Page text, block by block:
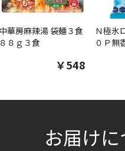
中華房麻辣湯 袋麺３食
８８ｇ３食
￥548
Ｎ極氷
０Ｐ無
お届け